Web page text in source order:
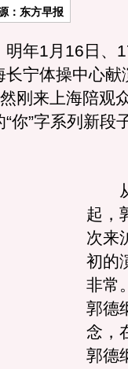
：东方早报
明年1月16日、
宁体操中心献
刚来上海陪观
你”字系列新段
从
起，
次来
初的
非常
郭德
念，
郭德